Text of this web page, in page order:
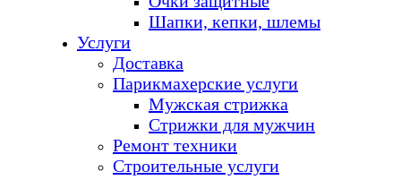
Шапки, кепки, шлемы
Услуги
Доставка
Парикмахерские услуги
Мужская стрижка
Стрижки для мужчин
Ремонт техники
Строительные услуги